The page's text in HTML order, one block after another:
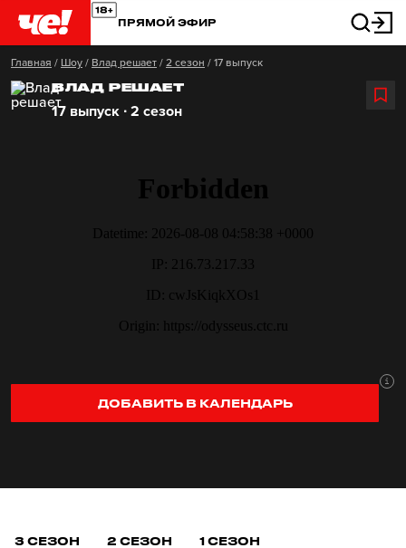
ПРЯМОЙ ЭФИР
Главная / Шоу / Влад решает / 2 сезон / 17 выпуск
ВЛАД РЕШАЕТ
17 выпуск ∙ 2 сезон
ДОБАВИТЬ В КАЛЕНДАРЬ
3 СЕЗОН 2 СЕЗОН 1 СЕЗОН